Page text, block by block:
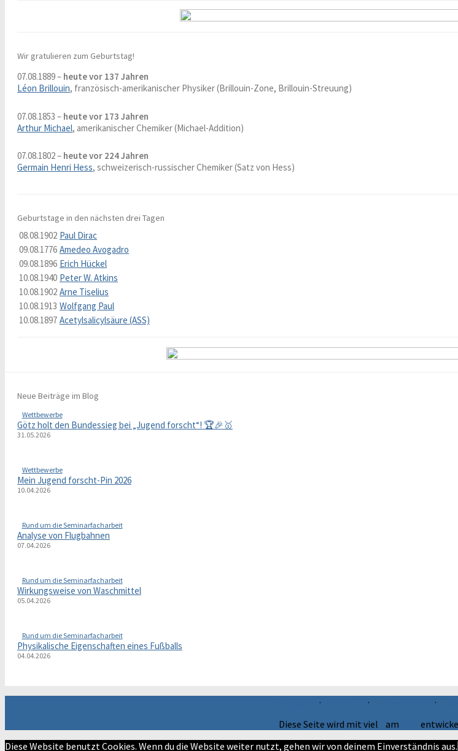
Wir gratulieren zum Geburtstag!
07.08.1889 – heute vor 137 Jahren
Léon Brillouin, französisch-amerikanischer Physiker (Brillouin-Zone, Brillouin-Streuung)
07.08.1853 – heute vor 173 Jahren
Arthur Michael, amerikanischer Chemiker (Michael-Addition)
07.08.1802 – heute vor 224 Jahren
Germain Henri Hess, schweizerisch-russischer Chemiker (Satz von Hess)
Geburtstage in den nächsten drei Tagen
08.08.1902 Paul Dirac
09.08.1776 Amedeo Avogadro
09.08.1896 Erich Hückel
10.08.1940 Peter W. Atkins
10.08.1902 Arne Tiselius
10.08.1913 Wolfgang Paul
10.08.1897 Acetylsalicylsäure (ASS)
Neue Beiträge im Blog
Wettbewerbe
Götz holt den Bundessieg bei „Jugend forscht“! 🏆🎉🥇
31.05.2026
Wettbewerbe
Mein Jugend forscht-Pin 2026
10.04.2026
Rund um die Seminarfacharbeit
Analyse von Flugbahnen
07.04.2026
Rund um die Seminarfacharbeit
Wirkungsweise von Waschmittel
05.04.2026
Rund um die Seminarfacharbeit
Physikalische Eigenschaften eines Fußballs
04.04.2026
· · ·
Diese Seite wird mit viel
am
Diese Website benutzt Cookies. Wenn du die Website weiter nutzt, gehen wir von deinem Einverständnis aus.